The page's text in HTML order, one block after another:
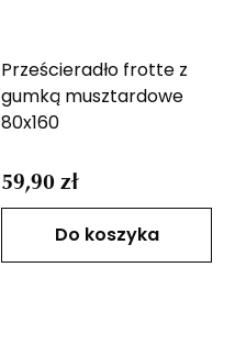
Prześcieradło frotte z
gumką musztardowe
80x160
59,90 zł
Do koszyka